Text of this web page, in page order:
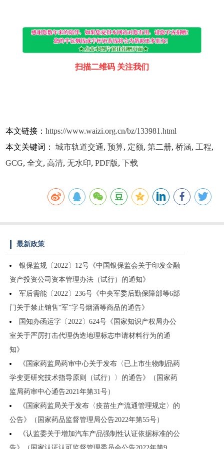
扫描二维码 关注我们
本文链接：https://www.waizi.org.cn/bz/133981.html
本文关键词：城市轨道交通,预算, 定额,第二册,桥涵, 工程,
GCG,全文,高清,无水印,PDF版,下载
最新政策
银保监规〔2022〕12号《中国银保监会关于印发金融
资产投资公司资本管理办法（试行）的通知》
军后需能〔2022〕236号《中央军委后勤保障部等6部
门关于禁止销售“军”字号烟酒等商品的通告》
国知办函运字〔2022〕624号《国家知识产权局办公
室关于严厉打击代理伪造地理标志申请材料行为的通
知》
《国家药监局药审中心关于发布〈已上市生物制品药
学变更研究技术指导原则（试行）〉的通告》（国家药
监局药审中心通告2021年第31号）
《国家药监局关于发布〈疫苗生产流通管理规定〉的
公告》（国家药品监督管理局公告2022年第55号）
《认监委关于增加汽车产品强制性认证依据标准的公